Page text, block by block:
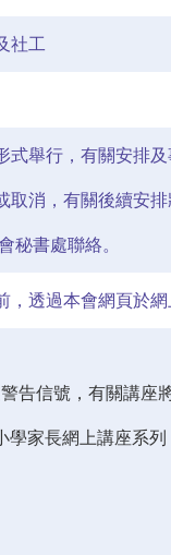
社工
舉行，有關安排
消，有關後續安排
秘書處聯絡。
，透過本會網頁於
告信號，有關講座
家長網上講座系